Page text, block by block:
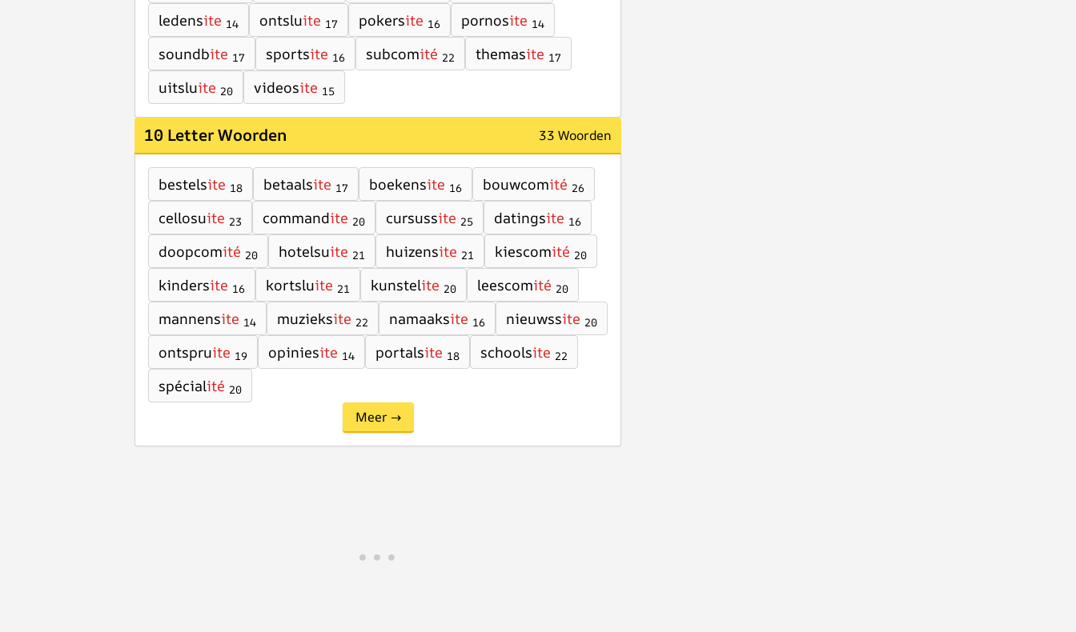
ledensite 14 ontsluite 17 pokersite 16 pornosite 14
soundbite 17 sportsite 16 subcomité 22 themasite 17
uitsluite 20 videosite 15
10 Letter Woorden 33 Woorden
bestelsite 18 betaalsite 17 boekensite 16 bouwcomité 26
cellosuite 23 commandite 20 cursussite 25 datingsite 16
doopcomité 20 hotelsuite 21 huizensite 21 kiescomité 20
kindersite 16 kortsluite 21 kunstelite 20 leescomité 20
mannensite 14 muzieksite 22 namaaksite 16 nieuwssite 20
ontspruite 19 opiniesite 14 portalsite 18 schoolsite 22
spécialité 20
Meer →